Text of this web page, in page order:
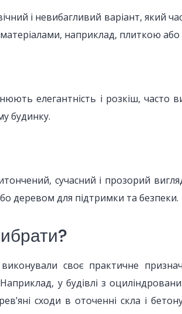
і невибагливий варіант, який
наприклад, плиткою
елегантність і розкіш,
будинку.
сучасний і прозорий
деревом для підтримки та безпеки.
своє практичне
у будівлі з
сходи в оточенні скла і